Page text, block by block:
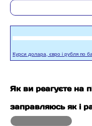
Курси долара, євро і рубля по
Як ви реагуєте на
заправляюсь як і